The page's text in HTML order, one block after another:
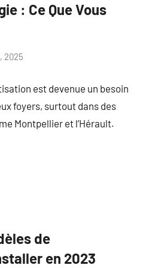
: Ce Que Vous
2025
est devenue un besoin
foyers, surtout dans des
Montpellier et l’Hérault.
de
en 2023